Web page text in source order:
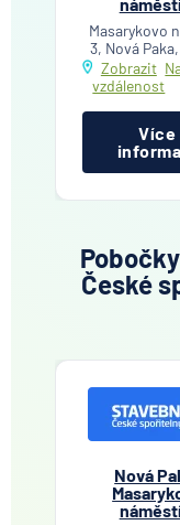
Masarykovo
3, Nová
Zobrazit
vzdálenost
Více
České
Nová